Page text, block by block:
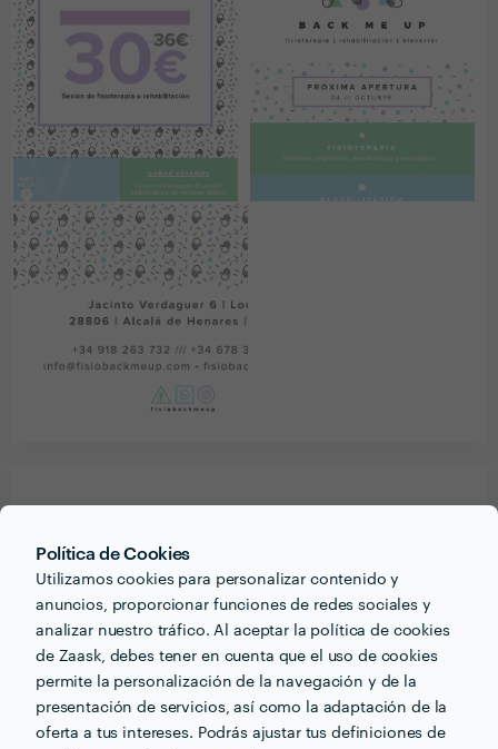
Política de Cookies
Utilizamos cookies para personalizar contenido y
anuncios, proporcionar funciones de redes sociales y
analizar nuestro tráfico. Al aceptar la política de cookies
de Zaask, debes tener en cuenta que el uso de cookies
permite la personalización de la navegación y de la
presentación de servicios, así como la adaptación de la
oferta a tus intereses. Podrás ajustar tus definiciones de
¿Qué información debe pensar el cliente o clienta
acerca del proyecto que quiere realizar antes de
hablar con profesionales del sector?
Desde cuando empezó su dolor, si lo achaca a algún
mal movimiento o algo en concreto, si le impide
dormir bien...